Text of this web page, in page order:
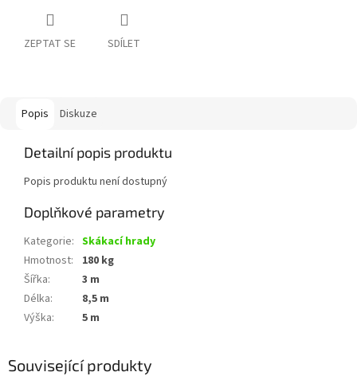
ZEPTAT SE SDÍLET
Popis Diskuze
Detailní popis produktu
Popis produktu není dostupný
Doplňkové parametry
Kategorie: Skákací hrady
Hmotnost:
180 kg
Šířka:
3 m
Délka:
8,5 m
Výška: 5 m
Související produkty